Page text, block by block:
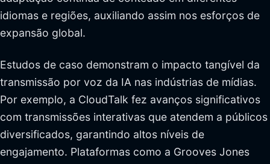
idiomas e regiões, auxiliando assim nos esforços de
expansão global.
Estudos de caso demonstram o impacto tangível da
transmissão por voz da IA nas indústrias de mídias.
Por exemplo, a CloudTalk fez avanços significativos
com transmissões interativas que atendem a públicos
diversificados, garantindo altos níveis de
engajamento. Plataformas como a Grooves Jones